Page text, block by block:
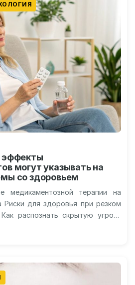
эффекты
могут указывать на
со здоровьем
медикаментозной терапии на
Риски для здоровья при резком
распознать скрытую угрозу